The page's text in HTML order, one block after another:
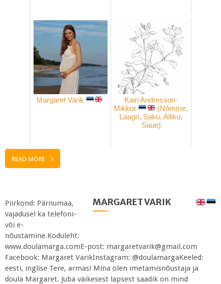
Margaret Varik
Kairi Andresson-
Mikkor
(Nõmme,
Laagri, Saku, Alliku,
Saue)
READ MORE
MARGARET VARIK
Piirkond: Pärnumaa,
vajadusel ka telefoni-
või e-
nõustamine.Koduleht:
www.doulamarga.comE-post: margaretvarik@gmail.com
Facebook: Margaret VarikInstagram: @doulamargaKeeled:
eesti, inglise Tere, armas! Mina olen imetamisnõustaja ja
doula Margaret. Juba väikesest lapsest saadik on mind